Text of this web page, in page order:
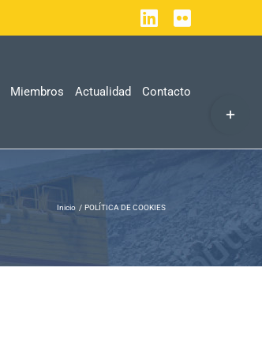
LinkedIn
Flickr
Miembros Actualidad Contacto
Inicio POLÍTICA DE COOKIES
Bar